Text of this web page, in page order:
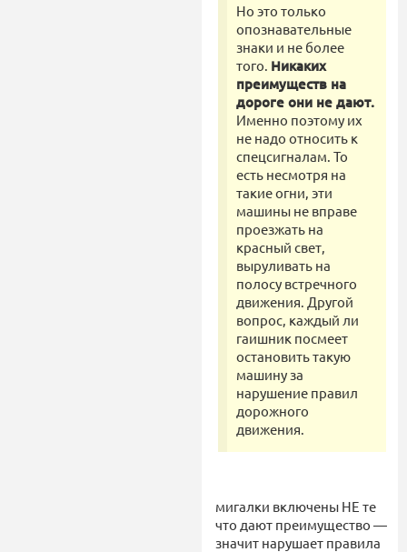
Но это только
опознавательные
знаки и не более
того. Никаких
преимуществ на
дороге они не дают.
Именно поэтому их
не надо относить к
спецсигналам. То
есть несмотря на
такие огни, эти
машины не вправе
проезжать на
красный свет,
выруливать на
полосу встречного
движения. Другой
вопрос, каждый ли
гаишник посмеет
остановить такую
машину за
нарушение правил
дорожного
движения.
мигалки включены НЕ те
что дают преимущество —
значит нарушает правила